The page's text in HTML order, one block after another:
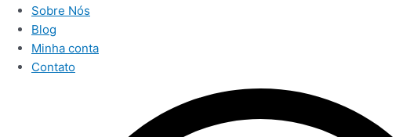
Sobre Nós
Blog
Minha conta
Contato